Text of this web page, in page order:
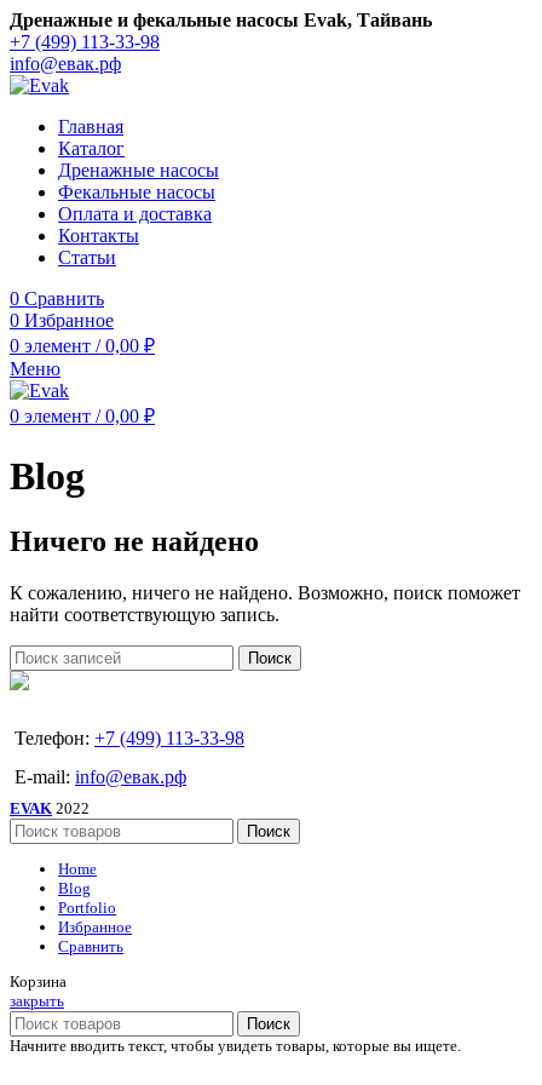
Дренажные и фекальные насосы Evak, Тайвань
+7 (499) 113-33-98
info@евак.рф
Главная
Каталог
Дренажные насосы
Фекальные насосы
Оплата и доставка
Контакты
Статьи
0 Сравнить
0 Избранное
0 элемент / 0,00 ₽
Меню
0 элемент / 0,00 ₽
Blog
Ничего не найдено
К сожалению, ничего не найдено. Возможно, поиск поможет
найти соответствующую запись.
Поиск
Телефон: +7 (499) 113-33-98
E-mail: info@евак.рф
EVAK 2022
Поиск
Home
Blog
Portfolio
Избранное
Сравнить
Корзина
закрыть
Поиск
Начните вводить текст, чтобы увидеть товары, которые вы ищете.